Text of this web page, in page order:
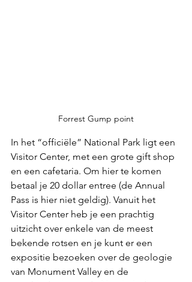
Forrest Gump point
In het “officiële” National Park ligt een
Visitor Center, met een grote gift shop
en een cafetaria. Om hier te komen
betaal je 20 dollar entree (de Annual
Pass is hier niet geldig). Vanuit het
Visitor Center heb je een prachtig
uitzicht over enkele van de meest
bekende rotsen en je kunt er een
expositie bezoeken over de geologie
van Monument Valley en de